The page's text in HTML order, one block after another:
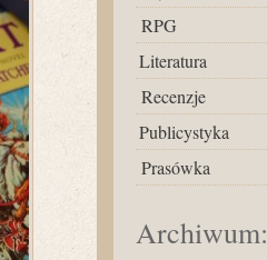
RPG
Literatura
Recenzje
Publicystyka
Prasówka
Archiwum: